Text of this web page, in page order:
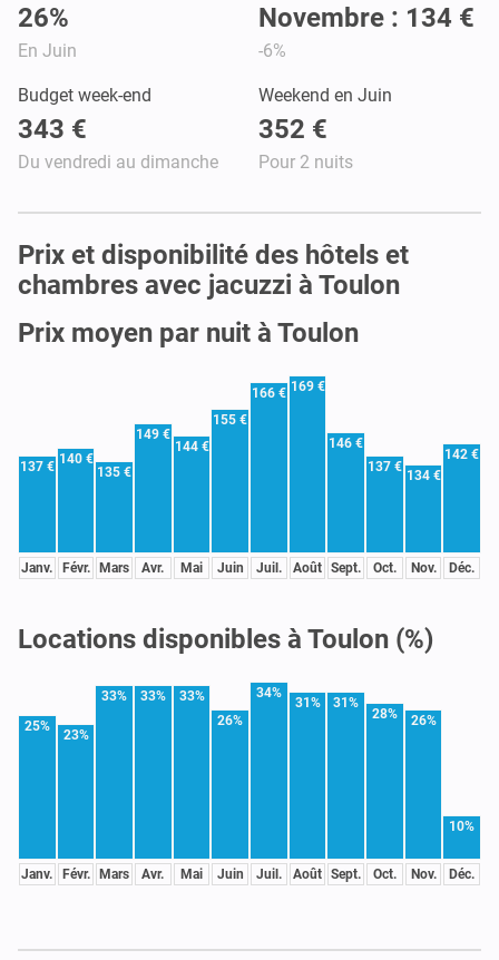
26%
En Juin
Novembre : 134 €
-6%
Budget week-end
343 €
Du vendredi au dimanche
Weekend en Juin
352 €
Pour 2 nuits
Prix et disponibilité des hôtels et
chambres avec jacuzzi à Toulon
Prix moyen par nuit à Toulon
137 €
Janv.
140 €
Févr.
135 €
Mars
149 €
Avr.
144 €
Mai
155 €
Juin
166 €
Juil.
169 €
Août
146 €
Sept.
137 €
Oct.
134 €
Nov.
142 €
Déc.
Locations disponibles à Toulon (%)
25%
Janv.
23%
Févr.
33%
Mars
33%
Avr.
33%
Mai
26%
Juin
34%
Juil.
31%
Août
31%
Sept.
28%
Oct.
26%
Nov.
10%
Déc.